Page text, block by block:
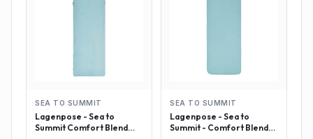
SEA TO SUMMIT
Lagenpose - Sea to
Summit Comfort Blend
SEA TO SUMMIT
Lagenpose - Sea to
Summit - Comfort Blend